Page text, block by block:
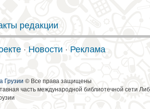
редакции
· Новости · Реклама
Грузии © Все права защищены
часть международной библиотечной сети